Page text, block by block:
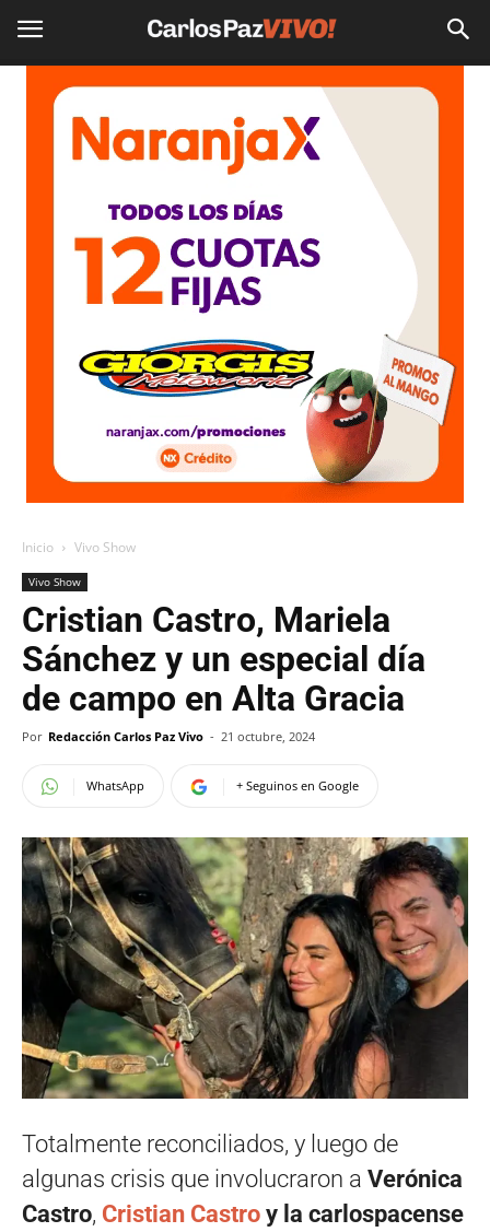
Inicio Vivo Show
Vivo Show
Cristian Castro, Mariela
Sánchez y un especial día
de campo en Alta Gracia
Por Redacción Carlos Paz Vivo - 21 octubre, 2024
WhatsApp + Seguinos en Google
Totalmente reconciliados, y luego de
algunas crisis que involucraron a Verónica
Castro, Cristian Castro y la carlospacense